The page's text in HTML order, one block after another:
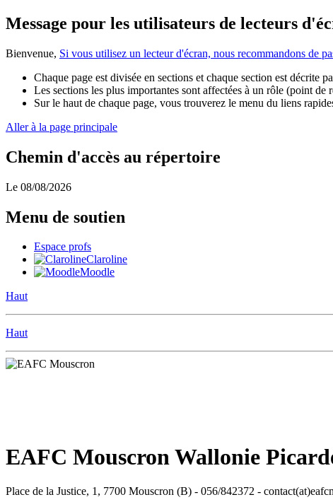
Message pour les utilisateurs de lecteurs
Bienvenue, Si vous utilisez un lecteur d'écran, nous recommandons de
Chaque page est divisée en sections et chaque section est décrite
Les sections les plus importantes sont affectées à un rôle (point de
Sur le haut de chaque page, vous trouverez le menu du liens
Aller à la page principale
Chemin d'accès au répertoire
Le 08/08/2026
Menu de soutien
Espace profs
Claroline
Moodle
Haut
Haut
EAFC Mouscron Wallonie
Place de la Justice, 1, 7700 Mouscron (B) - 056/842372 -